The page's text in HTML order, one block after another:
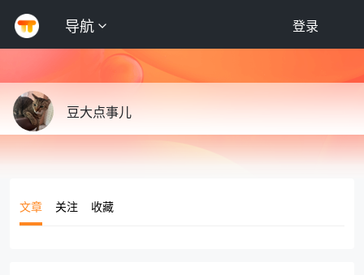
导航 登录
豆大点事儿
文章 关注 收藏